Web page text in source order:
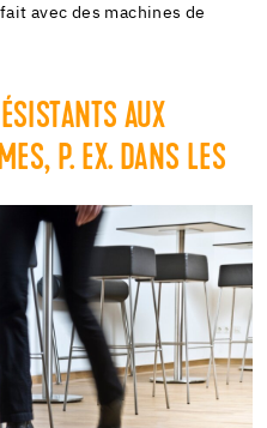
avec des machines de
AUX
P. EX. DANS LES